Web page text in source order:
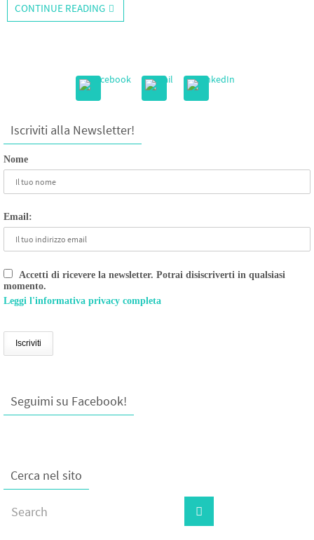
CONTINUE READING
Iscriviti alla Newsletter!
Nome
Email:
Accetti di ricevere la newsletter. Potrai disiscriverti in qualsiasi
momento.
Leggi l'informativa privacy completa
Seguimi su Facebook!
Cerca nel sito